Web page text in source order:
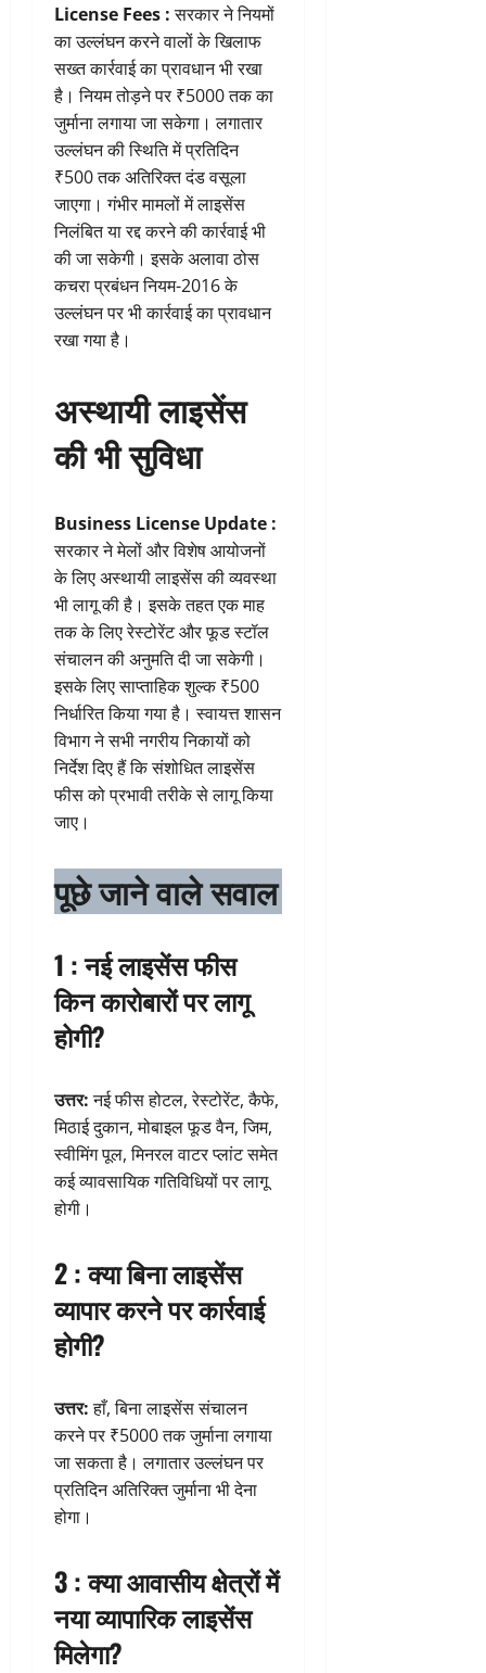
License Fees :सरकार ने नियमों
का उल्लंघन करने वालों के खिलाफ
सख्त कार्रवाई का प्रावधान भी रखा
है। नियम तोड़ने पर ₹5000 तक का
जुर्माना लगाया जा सकेगा। लगातार
उल्लंघन की स्थिति में प्रतिदिन
₹500 तक अतिरिक्त दंड वसूला
जाएगा। गंभीर मामलों में लाइसेंस
निलंबित या रद्द करने की कार्रवाई भी
की जा सकेगी। इसके अलावा ठोस
कचरा प्रबंधन नियम-2016 के
उल्लंघन पर भी कार्रवाई का प्रावधान
रखा गया है।
अस्थायी लाइसेंस
की भी सुविधा
Business License Update :
सरकार ने मेलों और विशेष आयोजनों
के लिए अस्थायी लाइसेंस की व्यवस्था
भी लागू की है। इसके तहत एक माह
तक के लिए रेस्टोरेंट और फूड स्टॉल
संचालन की अनुमति दी जा सकेगी।
इसके लिए साप्ताहिक शुल्क ₹500
निर्धारित किया गया है। स्वायत्त शासन
विभाग ने सभी नगरीय निकायों को
निर्देश दिए हैं कि संशोधित लाइसेंस
फीस को प्रभावी तरीके से लागू किया
जाए।
पूछे जाने वाले सवाल
1 : नई लाइसेंस फीस
किन कारोबारों पर लागू
होगी?
उत्तर:नई फीस होटल, रेस्टोरेंट, कैफे,
मिठाई दुकान, मोबाइल फूड वैन, जिम,
स्वीमिंग पूल, मिनरल वाटर प्लांट समेत
कई व्यावसायिक गतिविधियों पर लागू
होगी।
2 : क्या बिना लाइसेंस
व्यापार करने पर कार्रवाई
होगी?
उत्तर:हाँ, बिना लाइसेंस संचालन
करने पर ₹5000 तक जुर्माना लगाया
जा सकता है। लगातार उल्लंघन पर
प्रतिदिन अतिरिक्त जुर्माना भी देना
होगा।
3 : क्या आवासीय क्षेत्रों में
नया व्यापारिक लाइसेंस
मिलेगा?